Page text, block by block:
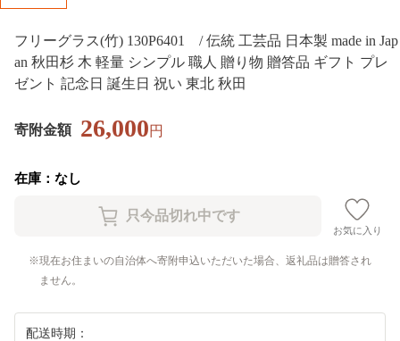
フリーグラス(竹) 130P6401 / 伝統 工芸品 日本製 made in Jap
an 秋田杉 木 軽量 シンプル 職人 贈り物 贈答品 ギフト プレ
ゼント 記念日 誕生日 祝い 東北 秋田
寄附金額 26,000円
在庫：なし
お気に入り
現在お住まいの自治体へ寄附申込いただいた場合、返礼品は贈答され
ません。
配送時期：